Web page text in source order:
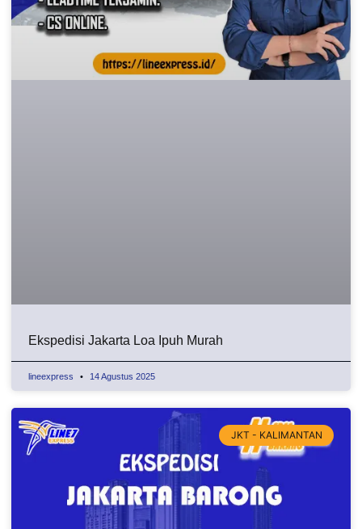
Ekspedisi Jakarta Loa Ipuh Murah
lineexpress 14 Agustus 2025
JKT - KALIMANTAN